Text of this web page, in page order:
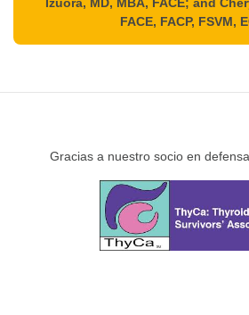
Izuora, MD, MBA, FACE; and
FACE, FACP, FSVM,
Gracias a nuestro socio en